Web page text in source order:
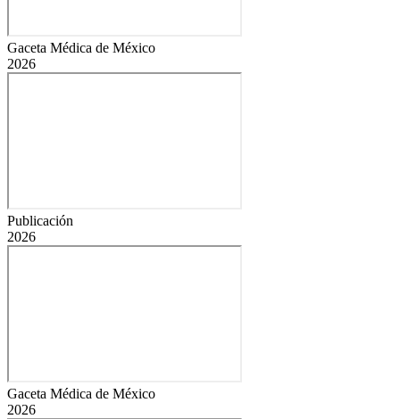
Gaceta Médica de México
2026
Publicación
2026
Gaceta Médica de México
2026